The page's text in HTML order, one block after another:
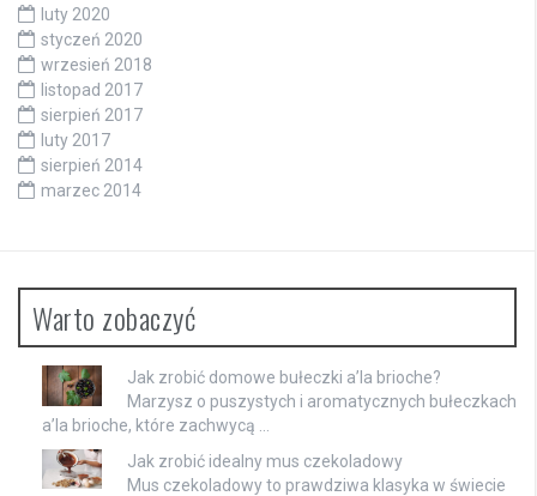
luty 2020
styczeń 2020
wrzesień 2018
listopad 2017
sierpień 2017
luty 2017
sierpień 2014
marzec 2014
Warto zobaczyć
Jak zrobić domowe bułeczki a’la brioche?
Marzysz o puszystych i aromatycznych bułeczkach
a’la brioche, które zachwycą …
Jak zrobić idealny mus czekoladowy
Mus czekoladowy to prawdziwa klasyka w świecie